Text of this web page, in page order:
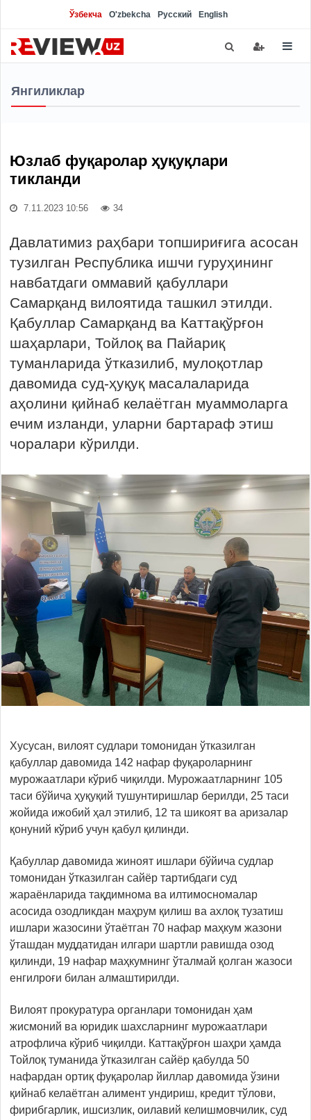
Ўзбекча O'zbekcha Русский English
Янгиликлар
Юзлаб фуқаролар ҳуқуқлари
тикланди
7.11.2023 10:56 34
Давлатимиз раҳбари топшириғига асосан
тузилган Республика ишчи гуруҳининг
навбатдаги оммавий қабуллари
Самарқанд вилоятида ташкил этилди.
Қабуллар Самарқанд ва Каттақўрғон
шаҳарлари, Тойлоқ ва Пайариқ
туманларида ўтказилиб, мулоқотлар
давомида суд-ҳуқуқ масалаларида
аҳолини қийнаб келаётган муаммоларга
ечим изланди, уларни бартараф этиш
чоралари кўрилди.
Хусусан, вилоят судлари томонидан ўтказилган
қабуллар давомида 142 нафар фуқароларнинг
мурожаатлари кўриб чиқилди. Мурожаатларнинг 105
таси бўйича ҳуқуқий тушунтиришлар берилди, 25 таси
жойида ижобий ҳал этилиб, 12 та шикоят ва аризалар
қонуний кўриб учун қабул қилинди.
Қабуллар давомида жиноят ишлари бўйича судлар
томонидан ўтказилган сайёр тартибдаги суд
жараёнларида тақдимнома ва илтимосномалар
асосида озодликдан маҳрум қилиш ва ахлоқ тузатиш
ишлари жазосини ўтаётган 70 нафар маҳкум жазони
ўташдан муддатидан илгари шартли равишда озод
қилинди, 19 нафар маҳкумнинг ўталмай қолган жазоси
енгилроғи билан алмаштирилди.
Вилоят прокуратура органлари томонидан ҳам
жисмоний ва юридик шахсларнинг мурожаатлари
атрофлича кўриб чиқилди. Каттақўрғон шаҳри ҳамда
Тойлоқ туманида ўтказилган сайёр қабулда 50
нафардан ортиқ фуқаролар йиллар давомида ўзини
қийнаб келаётган алимент ундириш, кредит тўлови,
фирибгарлик, ишсизлик, оилавий келишмовчилик, суд